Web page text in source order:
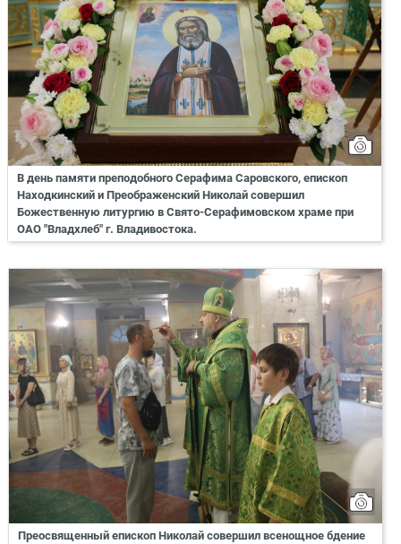
В день памяти преподобного Серафима Саровского, епископ
Находкинский и Преображенский Николай совершил
Божественную литургию в Свято-Серафимовском храме при
ОАО "Владхлеб" г. Владивостока.
Преосвященный епископ Николай совершил всенощное бдение